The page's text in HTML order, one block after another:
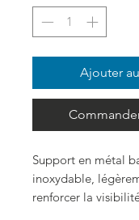
Ajouter
Support en métal
inoxydable,
renforcer la